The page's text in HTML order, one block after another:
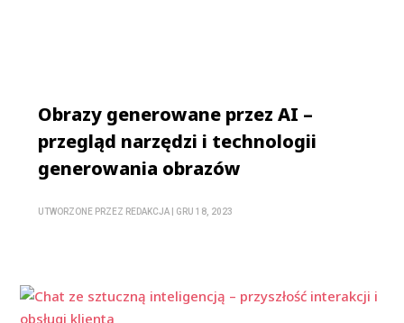
Obrazy generowane przez AI –
przegląd narzędzi i technologii
generowania obrazów
UTWORZONE PRZEZ REDAKCJA GRU 18, 2023